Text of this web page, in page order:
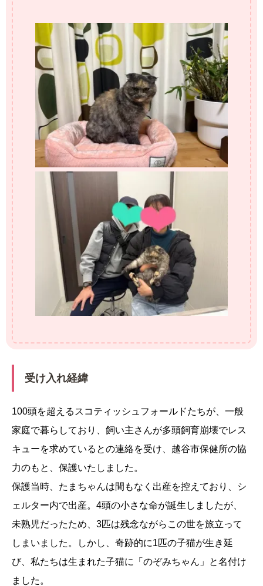
受け入れ経緯
100頭を超えるスコティッシュフォールドたちが、一般
家庭で暮らしており、飼い主さんが多頭飼育崩壊でレス
キューを求めているとの連絡を受け、越谷市保健所の協
力のもと、保護いたしました。
保護当時、たまちゃんは間もなく出産を控えており、シ
ェルター内で出産。4頭の小さな命が誕生しましたが、
未熟児だったため、3匹は残念ながらこの世を旅立って
しまいました。しかし、奇跡的に1匹の子猫が生き延
び、私たちは生まれた子猫に「のぞみちゃん」と名付け
ました。